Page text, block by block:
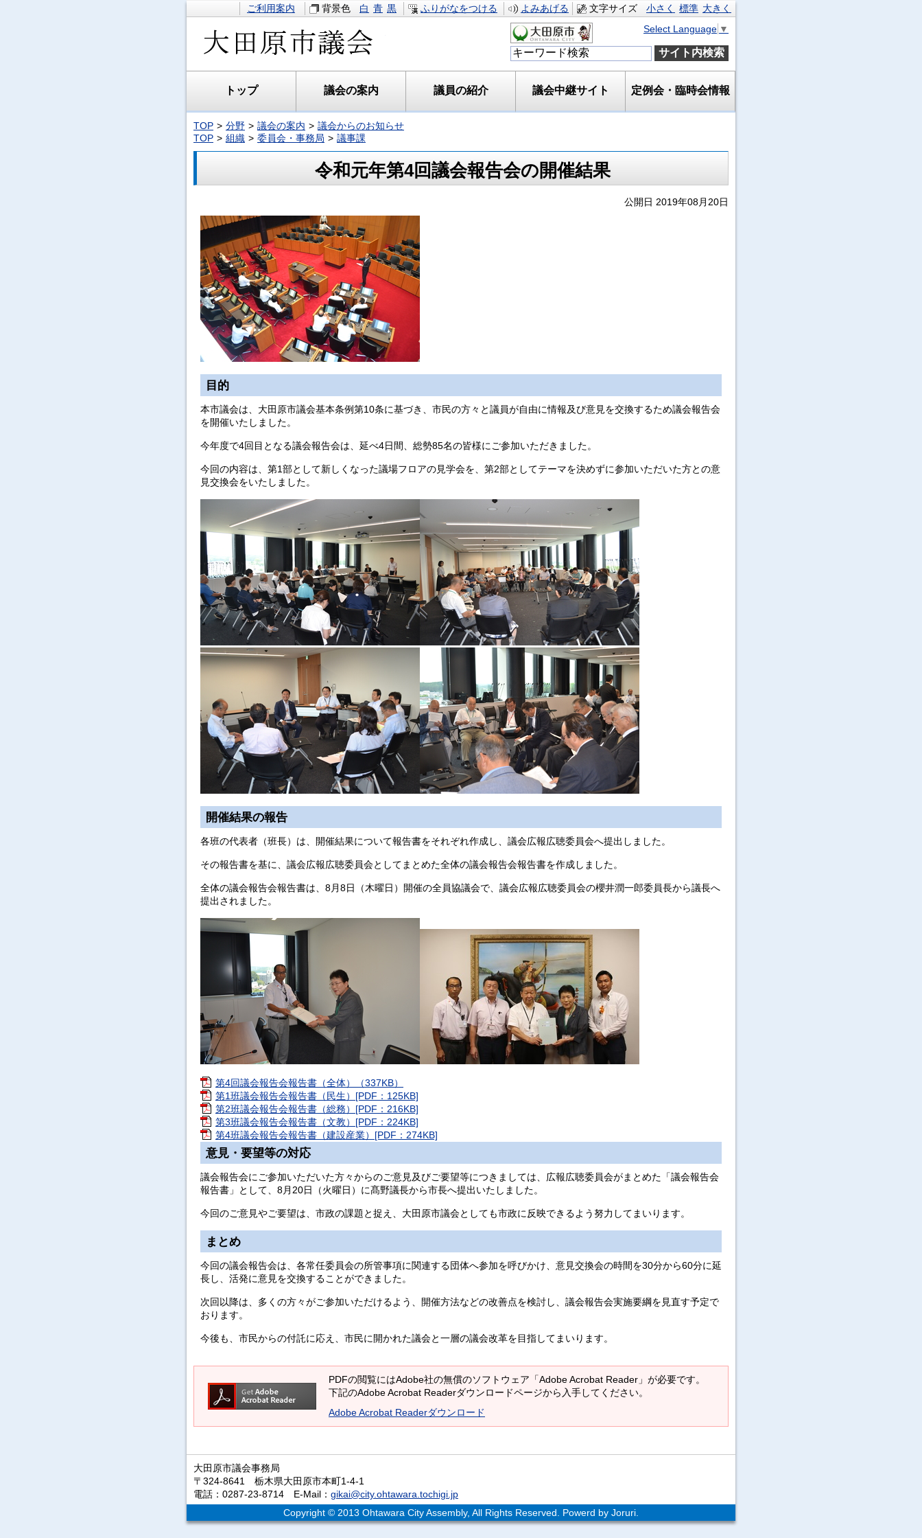
文字サイズ 小さく 標準 大きく
ご利用案内 背景色 白 青 黒 ふりがなをつける よみあげる
Select Language ▼
トップ 議会の案内 議員の紹介 議会中継サイト 定例会・臨時会情報
TOP 分野 議会の案内
議会からのお知らせ
TOP
組織 委員会・事務局 議事課
令和元年第4回議会報告会の開催結果
公開日 2019年08月20日
目的
本市議会は、大田原市議会基本条例第10条に基づき、市民の方々と議員が自由に情報及び意見を交換するため議会報告会
を開催いたしました。
今年度で4回目となる議会報告会は、延べ4日間、総勢85名の皆様にご参加いただきました。
今回の内容は、第1部として新しくなった議場フロアの見学会を、第2部としてテーマを決めずに参加いただいた方との意
見交換会をいたしました。
開催結果の報告
各班の代表者（班長）は、開催結果について報告書をそれぞれ作成し、議会広報広聴委員会へ提出しました。
その報告書を基に、議会広報広聴委員会としてまとめた全体の議会報告会報告書を作成しました。
全体の議会報告会報告書は、8月8日（木曜日）開催の全員協議会で、議会広報広聴委員会の櫻井潤一郎委員長から議長へ
提出されました。
第4回議会報告会報告書（全体）（337KB）
第1班議会報告会報告書（民生）[PDF：125KB]
第2班議会報告会報告書（総務）[PDF：216KB]
第3班議会報告会報告書（文教）[PDF：224KB]
第4班議会報告会報告書（建設産業）[PDF：274KB]
意見・要望等の対応
議会報告会にご参加いただいた方々からのご意見及びご要望等につきましては、広報広聴委員会がまとめた「議会報告会
報告書」として、8月20日（火曜日）に髙野議長から市長へ提出いたしました。
今回のご意見やご要望は、市政の課題と捉え、大田原市議会としても市政に反映できるよう努力してまいります。
まとめ
今回の議会報告会は、各常任委員会の所管事項に関連する団体へ参加を呼びかけ、意見交換会の時間を30分から60分に延
長し、活発に意見を交換することができました。
次回以降は、多くの方々がご参加いただけるよう、開催方法などの改善点を検討し、議会報告会実施要綱を見直す予定で
おります。
今後も、市民からの付託に応え、市民に開かれた議会と一層の議会改革を目指してまいります。
PDFの閲覧にはAdobe社の無償のソフトウェア「Adobe Acrobat Reader」が必要です。
下記のAdobe Acrobat Readerダウンロードページから入手してください。
Adobe Acrobat Readerダウンロード
大田原市議会事務局
〒324-8641 栃木県大田原市本町1-4-1
電話：0287-23-8714 E-Mail： gikai@city.ohtawara.tochigi.jp
Copyright © 2013 Ohtawara City Assembly, All Rights Reserved. Powerd by Joruri.